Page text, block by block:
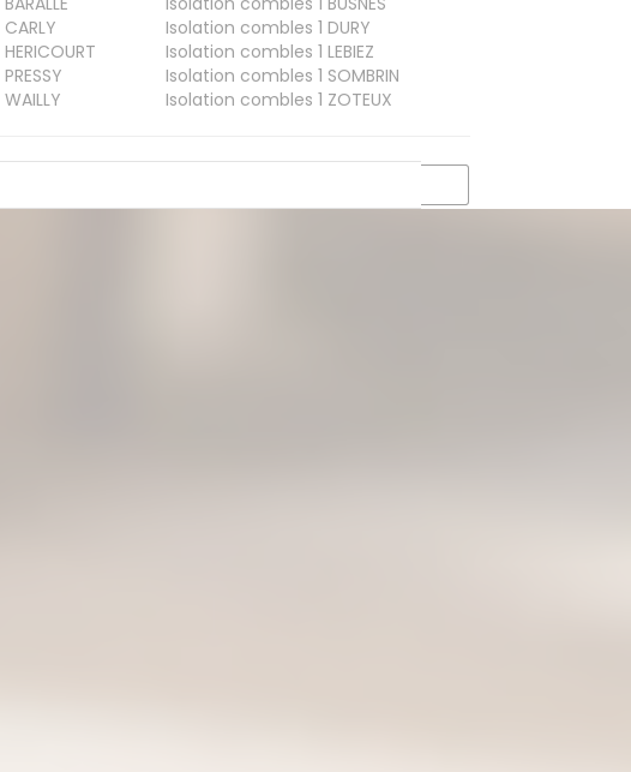
CARLY Isolation combles 1 DURY
HERICOURT Isolation combles 1 LEBIEZ
PRESSY Isolation combles 1 SOMBRIN
WAILLY Isolation combles 1 ZOTEUX